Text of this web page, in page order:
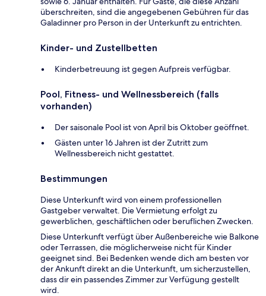
überschreiten, sind die angegebenen Gebühren für das
Galadinner pro Person in der Unterkunft zu entrichten.
Kinder- und Zustellbetten
Kinderbetreuung ist gegen Aufpreis verfügbar.
Pool, Fitness- und Wellnessbereich (falls
vorhanden)
Der saisonale Pool ist von April bis Oktober geöffnet.
Gästen unter 16 Jahren ist der Zutritt zum
Wellnessbereich nicht gestattet.
Bestimmungen
Diese Unterkunft wird von einem professionellen
Gastgeber verwaltet. Die Vermietung erfolgt zu
gewerblichen, geschäftlichen oder beruflichen Zwecken.
Diese Unterkunft verfügt über Außenbereiche wie Balkone
oder Terrassen, die möglicherweise nicht für Kinder
geeignet sind. Bei Bedenken wende dich am besten vor
der Ankunft direkt an die Unterkunft, um sicherzustellen,
dass dir ein passendes Zimmer zur Verfügung gestellt
wird.